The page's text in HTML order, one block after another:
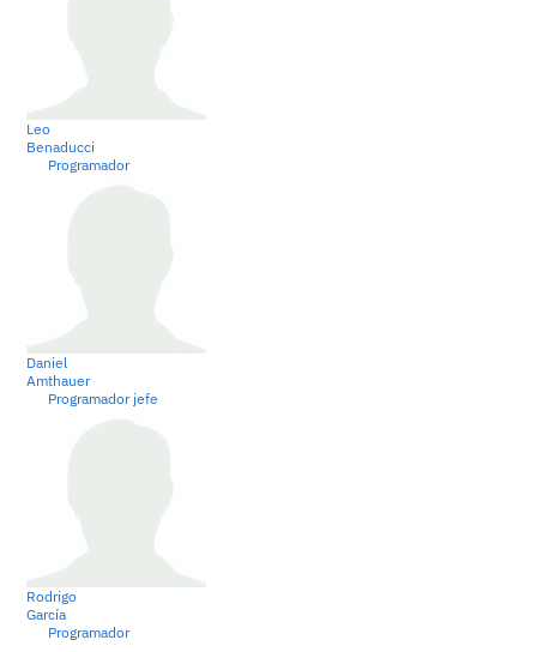
Leo
Benaducci
Programador
Daniel
Amthauer
Programador jefe
Rodrigo
García
Programador